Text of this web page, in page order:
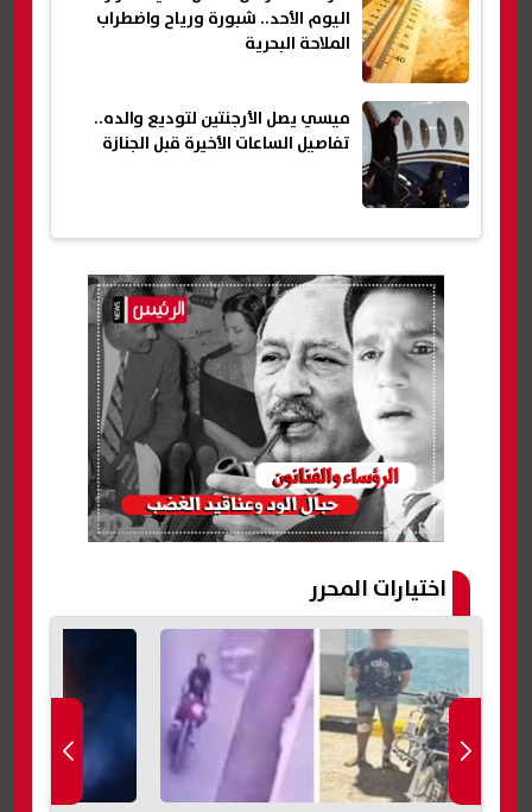
اليوم الأحد.. شبورة ورياح واضطراب
الملاحة البحرية
ميسي يصل الأرجنتين لتوديع والده..
تفاصيل الساعات الأخيرة قبل الجنازة
اختيارات المحرر